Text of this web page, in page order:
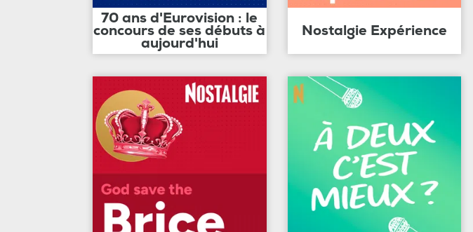
70 ans d'Eurovision : le
concours de ses débuts à
aujourd'hui
Nostalgie Expérience